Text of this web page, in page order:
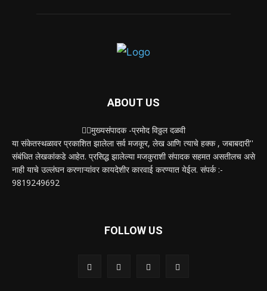
ABOUT US
✍🏻मुख्यसंपादक -प्रमोद विठ्ठल दळवी
या संकेतस्थळावर प्रकाशित झालेला सर्व मजकूर, लेख आणि त्याचे हक्क , जबाबदारी''
संबंधित लेखकांकडे आहेत. प्रसिद्ध झालेल्या मजकुराशी संपादक सहमत असतीलच असे
नाही याचे उल्लंघन करणाऱ्यांवर कायदेशीर कारवाई करण्यात येईल. संपर्क :-
9819249692
FOLLOW US